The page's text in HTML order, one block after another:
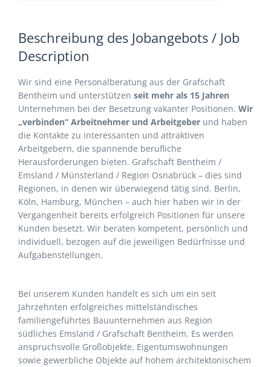
Beschreibung des Jobangebots / Job
Description
Wir sind eine Personalberatung aus der Grafschaft
Bentheim und unterstützen seit mehr als 15 Jahren
Unternehmen bei der Besetzung vakanter Positionen. Wir
„verbinden“ Arbeitnehmer und Arbeitgeber und haben
die Kontakte zu interessanten und attraktiven
Arbeitgebern, die spannende berufliche
Herausforderungen bieten. Grafschaft Bentheim /
Emsland / Münsterland / Region Osnabrück – dies sind
Regionen, in denen wir überwiegend tätig sind. Berlin,
Köln, Hamburg, München – auch hier haben wir in der
Vergangenheit bereits erfolgreich Positionen für unsere
Kunden besetzt. Wir beraten kompetent, persönlich und
individuell, bezogen auf die jeweiligen Bedürfnisse und
Aufgabenstellungen.
Bei unserem Kunden handelt es sich um ein seit
Jahrzehnten erfolgreiches mittelständisches
familiengeführtes Bauunternehmen aus Region
südliches Emsland / Grafschaft Bentheim. Es werden
anspruchsvolle Großobjekte, Eigentumswohnungen
sowie gewerbliche Objekte auf hohem architektonischem